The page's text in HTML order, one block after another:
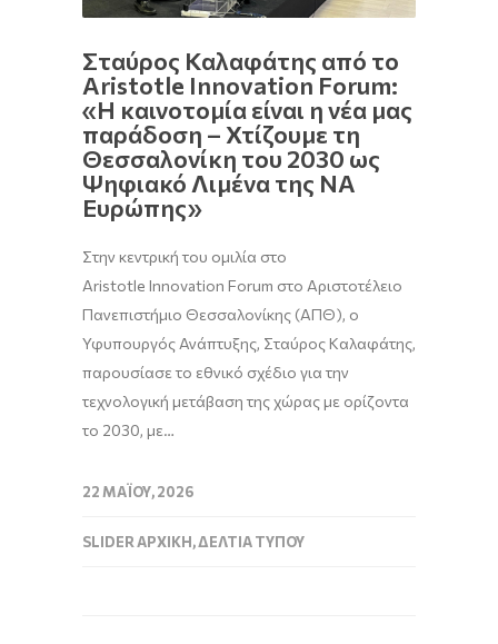
Σταύρος Καλαφάτης από το
Aristotle Innovation Forum:
«Η καινοτομία είναι η νέα μας
παράδοση – Χτίζουμε τη
Θεσσαλονίκη του 2030 ως
Ψηφιακό Λιμένα της ΝΑ
Ευρώπης»
Στην κεντρική του ομιλία στο
Aristotle Innovation Forum στο Αριστοτέλειο
Πανεπιστήμιο Θεσσαλονίκης (ΑΠΘ), ο
Υφυπουργός Ανάπτυξης, Σταύρος Καλαφάτης,
παρουσίασε το εθνικό σχέδιο για την
τεχνολογική μετάβαση της χώρας με ορίζοντα
το 2030, με…
22 ΜΑΪ́ΟΥ, 2026
SLIDER ΑΡΧΙΚΉ,ΔΕΛΤΊΑ ΤΎΠΟΥ